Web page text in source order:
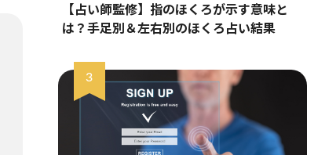
【占い師監修】指のほくろが示す意味と
は？手足別＆左右別のほくろ占い結果